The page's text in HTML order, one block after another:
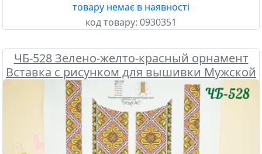
товару немає в наявності
код товару: 0930351
ЧБ-528 Зелено-желто-красный орнамент
Вставка с рисунком для вышивки Мужской
сорочки , Бісерок